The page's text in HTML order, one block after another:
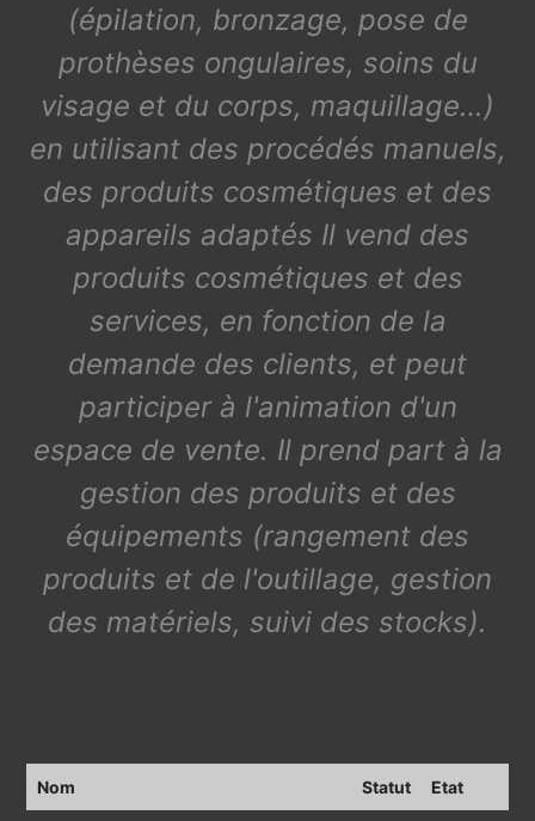
(épilation, bronzage, pose de
prothèses ongulaires, soins du
visage et du corps, maquillage…)
en utilisant des procédés manuels,
des produits cosmétiques et des
appareils adaptés Il vend des
produits cosmétiques et des
services, en fonction de la
demande des clients, et peut
participer à l'animation d'un
espace de vente. Il prend part à la
gestion des produits et des
équipements (rangement des
produits et de l'outillage, gestion
des matériels, suivi des stocks).
Nom Statut Etat